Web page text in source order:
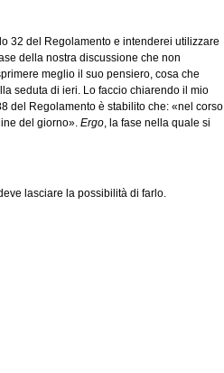
32 del Regolamento e intenderei utilizzare
della nostra discussione che non
meglio il suo pensiero, cosa che
seduta di ieri. Lo faccio chiarendo il mio
del Regolamento è stabilito che: «nel corso
del giorno». Ergo, la fase nella quale si
lasciare la possibilità di farlo.